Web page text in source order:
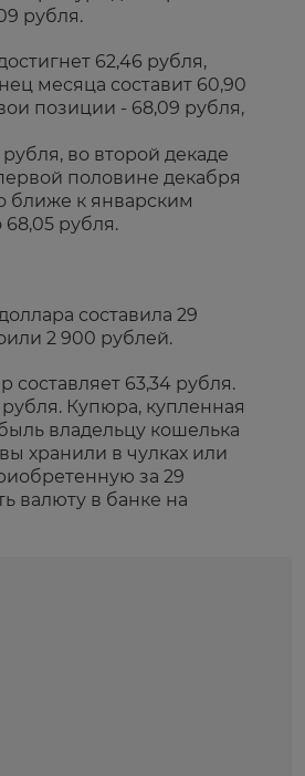
рубля.
62,46 рубля,
месяца составит 60,90
позиции - 68,09 рубля,
во второй декаде
половине декабря
ближе к январским
рубля.
составила 29
2 900 рублей.
63,34 рубля.
Купюра, купленная
владельцу кошелька
хранили в чулках или
за 29
валюту в банке на